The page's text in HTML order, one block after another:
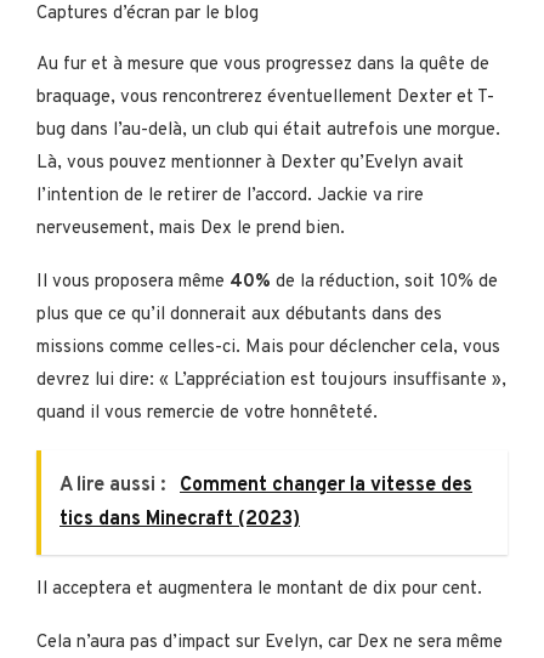
Captures d’écran par le blog
Au fur et à mesure que vous progressez dans la quête de
braquage, vous rencontrerez éventuellement Dexter et T-
bug dans l’au-delà, un club qui était autrefois une morgue.
Là, vous pouvez mentionner à Dexter qu’Evelyn avait
l’intention de le retirer de l’accord. Jackie va rire
nerveusement, mais Dex le prend bien.
Il vous proposera même 40% de la réduction, soit 10% de
plus que ce qu’il donnerait aux débutants dans des
missions comme celles-ci. Mais pour déclencher cela, vous
devrez lui dire: « L’appréciation est toujours insuffisante »,
quand il vous remercie de votre honnêteté.
A lire aussi :
Comment changer la vitesse des
tics dans Minecraft (2023)
Il acceptera et augmentera le montant de dix pour cent.
Cela n’aura pas d’impact sur Evelyn, car Dex ne sera même